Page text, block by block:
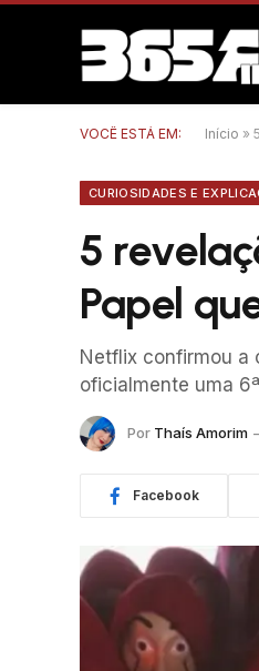
VOCÊ ESTÁ EM: Início »
CURIOSIDADES E
5
Papel
Netflix confirmou a
oficialmente uma
Por Thaís Amorim
Facebook